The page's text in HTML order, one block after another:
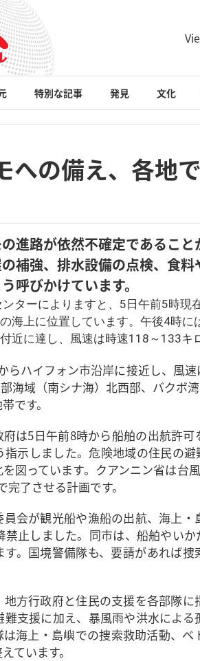
特別な記事 発見 文化
への備え、各地
進路が依然不確定であるこ
補強、排水設備の点検、食
呼びかけています。
ターによりますと、5日午前5時現
海上に位置しています。午後4時
近に達し、風速は時速118～133
らハイフォン市沿岸に接近し、風
海域（南シナ海）北西部、バクボ
です。
は5日午前8時から船舶の出航許
示しました。危険地域の住民の
図っています。クアンニン省は台
了させる計画です。
会が観光船や漁船の出航、海上
止しました。同市は、船舶やい
。国境警備隊も、要請があれば
方行政府と住民の支援を各部隊
支援に加え、暴風雨や洪水によ
海上・島嶼での捜索救助活動、
ています。